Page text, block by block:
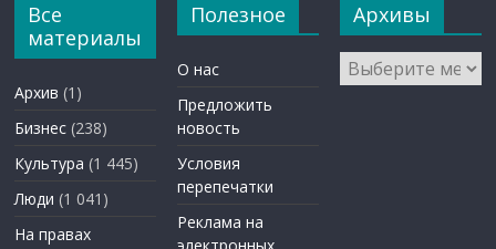
Все
материалы
Архив (1)
Бизнес (238)
Культура (1 445)
Люди (1 041)
На правах
Полезное
О нас
Предложить
новость
Условия
перепечатки
Реклама на
Архивы
Архивы